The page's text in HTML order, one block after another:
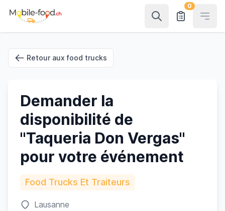
0
Retour aux food trucks
Demander la
disponibilité de
"Taqueria Don Vergas"
pour votre événement
Food Trucks Et Traiteurs
Lausanne